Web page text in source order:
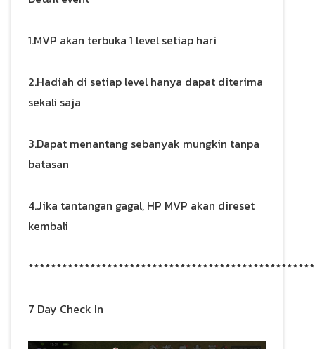
1.MVP akan terbuka 1 level setiap hari
2.Hadiah di setiap level hanya dapat diterima
sekali saja
3.Dapat menantang sebanyak mungkin tanpa
batasan
4.Jika tantangan gagal, HP MVP akan direset
kembali
7 Day Check In